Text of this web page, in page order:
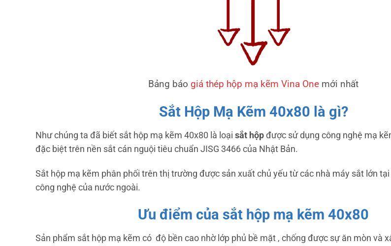
Bảng báo giá thép hộp mạ kẽm Vina One mới nhất
Sắt Hộp Mạ Kẽm 40x80 là gì?
Như chúng ta đã biết sắt hộp mạ kẽm 40x80 là loại sắt hộp được sử dụng công nghệ mạ
đặc biệt trên nền sắt cán nguội tiêu chuẩn JISG 3466 của Nhật Bản.
Sắt hộp mạ kẽm phân phối trên thị trường được sản xuất chủ yếu từ các nhà máy sắt lớn
công nghệ của nước ngoài.
Ưu điểm của sắt hộp mạ kẽm 40x80
Sản phẩm sắt hộp mạ kẽm có độ bền cao nhờ lớp phủ bề mặt , chống được sự ăn mòn và